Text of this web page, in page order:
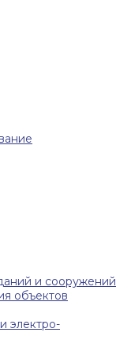
и сооружений
объектов
электро-